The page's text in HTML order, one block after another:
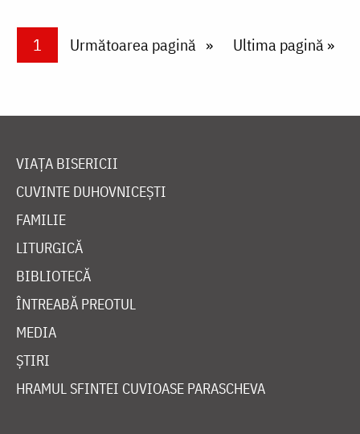
PaginareCurrent page
1 Next page
Următoarea pagină Last page
Ultima pagină »
VIAȚA BISERICII
CUVINTE DUHOVNICEȘTI
FAMILIE
LITURGICĂ
BIBLIOTECĂ
ÎNTREABĂ PREOTUL
MEDIA
ȘTIRI
HRAMUL SFINTEI CUVIOASE PARASCHEVA